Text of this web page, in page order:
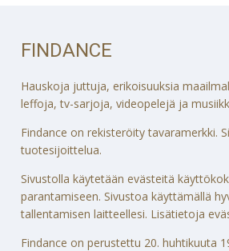
FINDANCE
Hauskoja juttuja, erikoisuuksia
leffoja, tv-sarjoja, videopelejä ja
Findance on rekisteröity tavaramerkki.
tuotesijoittelua.
Sivustolla käytetään evästeitä
parantamiseen. Sivustoa käyttämällä
tallentamisen laitteellesi. Lisätietoja
Findance on perustettu 20. huhtikuuta